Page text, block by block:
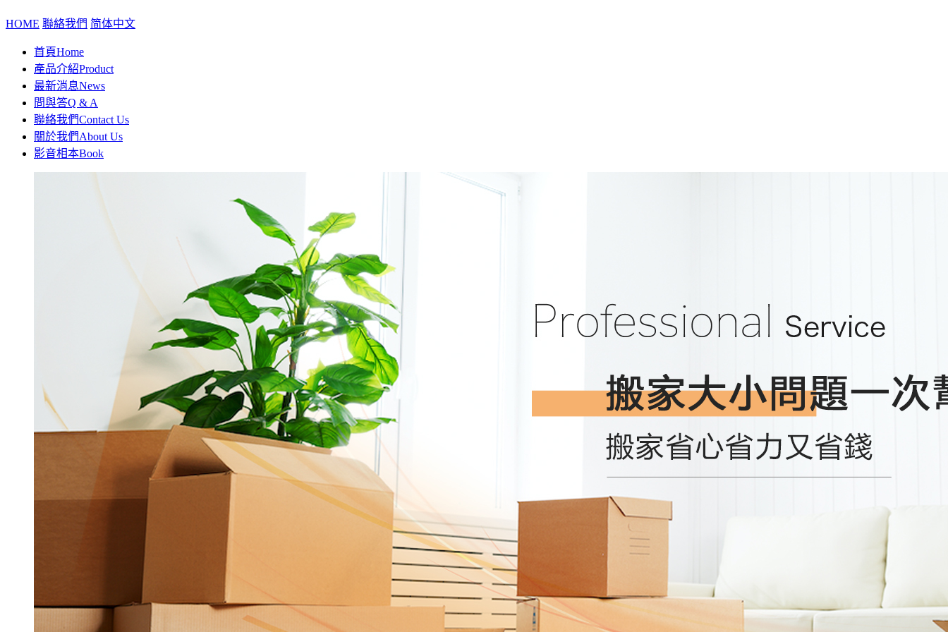
HOME 聯絡我們 简体中文
首頁Home
產品介紹Product
最新消息News
問與答Q & A
聯絡我們Contact Us
關於我們About Us
影音相本Book